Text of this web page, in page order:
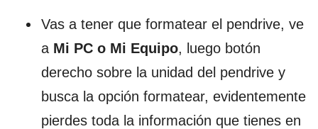
Vas a tener que formatear el pendrive, ve
a Mi PC o Mi Equipo, luego botón
derecho sobre la unidad del pendrive y
busca la opción formatear, evidentemente
pierdes toda la información que tienes en